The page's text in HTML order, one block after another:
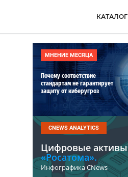
КАТАЛОГ
МНЕНИЕ МЕСЯЦА
Почему соответствие
стандартам не гарантирует
защиту от киберугроз
CNEWS ANALYTICS
Цифровые активы
«Росатома».
Инфографика CNews